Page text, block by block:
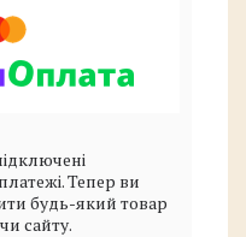
Тепер ви
будь-який товар
сайту.